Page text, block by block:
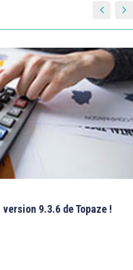
9.3.6 de Topaze !